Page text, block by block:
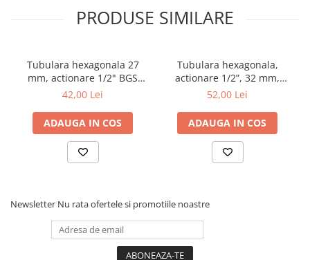
Accesorii pentru sisteme de
Dulapuri, Module, Cutii
Dulapuri
Module pentru dulapuri
Cutii de Scule
Chei/Tubulare/Biti
Chei cu clichet, fixe, speciale
Truse si seturi
PRODUSE SIMILARE
Tubulara hexagonala 27
mm, actionare 1/2" BGS
10567
42,00 Lei
ADAUGA IN COS
Tubulara hexagonala,
actionare 1/2”, 32 mm,
lungime 12,5 mm BGS10572
52,00 Lei
ADAUGA IN COS
Newsletter Nu rata ofertele si promotiile noastre